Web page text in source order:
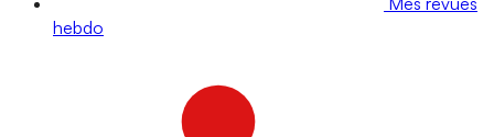
hebdo